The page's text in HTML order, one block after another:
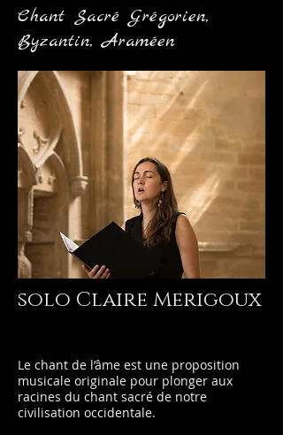
Chant Sacré Grégorien,
Byzantin, Araméen
solo Claire Merigoux
Le chant de l’âme est une proposition
musicale originale pour plonger aux
racines du chant sacré de notre
civilisation occidentale.